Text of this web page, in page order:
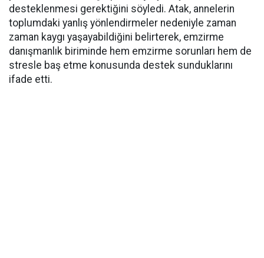
desteklenmesi gerektiğini söyledi. Atak, annelerin
toplumdaki yanlış yönlendirmeler nedeniyle zaman
zaman kaygı yaşayabildiğini belirterek, emzirme
danışmanlık biriminde hem emzirme sorunları hem de
stresle baş etme konusunda destek sunduklarını
ifade etti.